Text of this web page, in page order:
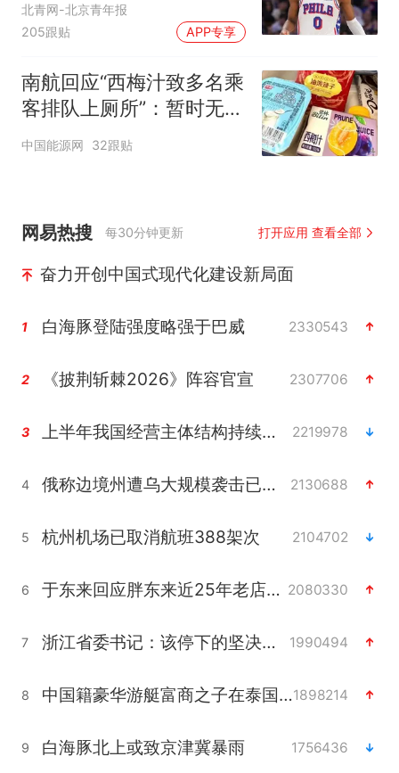
是谦逊
北青网-北京青年报
205跟贴
APP专享
南航回应“西梅汁致多名乘
客排队上厕所”：暂时无法
核查是否发放西梅汁
中国能源网 32跟贴
网易热搜 每30分钟更新 打开应用 查看全部
奋力开创中国式现代化建设新局面
1 白海豚登陆强度略强于巴威 2330543
2 《披荆斩棘2026》阵容官宣 2307706
3 上半年我国经营主体结构持续优化 2219978
4 俄称边境州遭乌大规模袭击已致13伤 2130688
5 杭州机场已取消航班388架次 2104702
6 于东来回应胖东来近25年老店年底关闭 2080330
7 浙江省委书记：该停下的坚决停下来 1990494
8 中国籍豪华游艇富商之子在泰国被杀1898214
9 白海豚北上或致京津冀暴雨 1756436